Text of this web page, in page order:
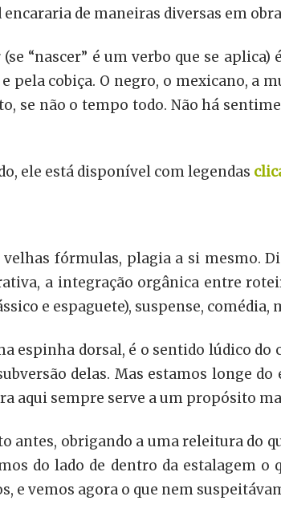
de maneiras diversas em
“nascer” é um verbo que se aplica)
pela cobiça. O negro, o mexicano, a
se não o tempo todo. Não há
ele está disponível com legendas
fórmulas, plagia a si mesmo.
a integração orgânica entre
e espaguete), suspense,
espinha dorsal, é o sentido lúdico do
delas. Mas estamos longe
aqui sempre serve a um propósito
obrigando a uma releitura do
do lado de dentro da estalagem o
e vemos agora o que nem